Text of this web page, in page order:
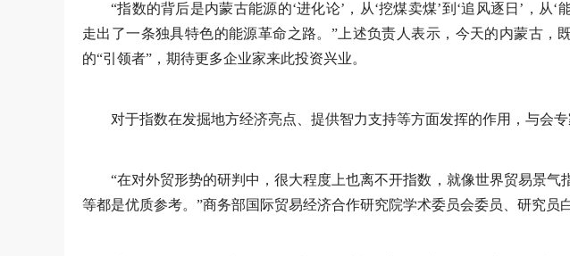
“指数的背后是内蒙古能源的‘进化论’，从‘挖煤卖煤’到‘追风逐日’，从‘
走出了一条独具特色的能源革命之路。”上述负责人表示，今天的内蒙古，
的“引领者”，期待更多企业家来此投资兴业。
对于指数在发掘地方经济亮点、提供智力支持等方面发挥的作用，与会专
“在对外贸形势的研判中，很大程度上也离不开指数，就像世界贸易景气
等都是优质参考。”商务部国际贸易经济合作研究院学术委员会委员、研究员